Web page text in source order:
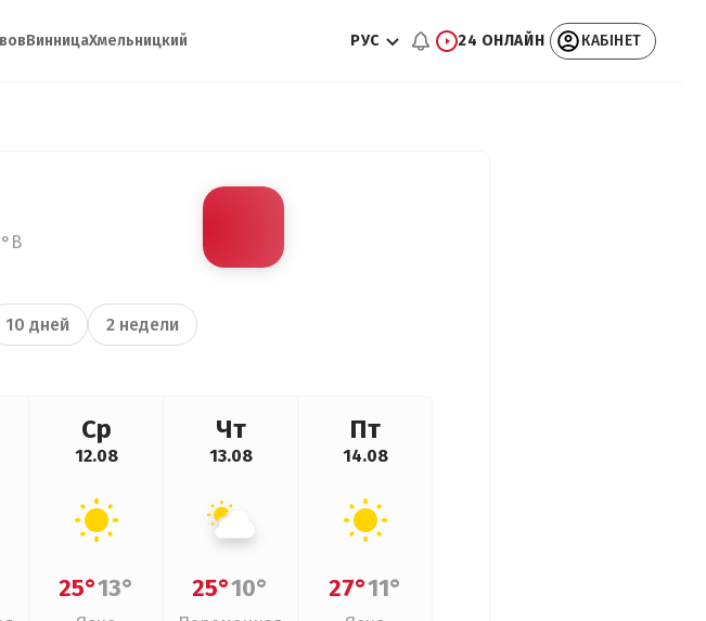
ВинницаХмельницкий РУС 24 ОНЛАЙН КАБІНЕТ
10 дней 2 недели
Ср
12.08
25°13°
Чт
13.08
25°10°
Пт
14.08
27°11°